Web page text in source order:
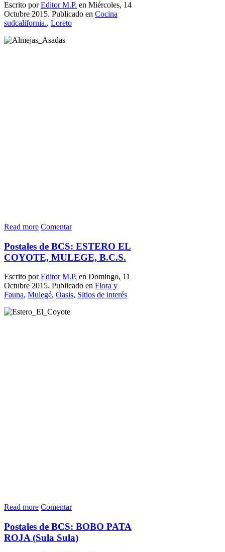
Escrito porEditor M.P. en Miércoles, 14
Octubre 2015. Publicado en Cocina
sudcalifornia., Loreto
Read more Comentar
Postales de BCS: ESTERO EL
COYOTE, MULEGE, B.C.S.
Escrito porEditor M.P. en Domingo, 11
Octubre 2015. Publicado en Flora y
Fauna, Mulegé, Oasis, Sitios de interés
Read more Comentar
Postales de BCS: BOBO PATA
ROJA (Sula Sula)